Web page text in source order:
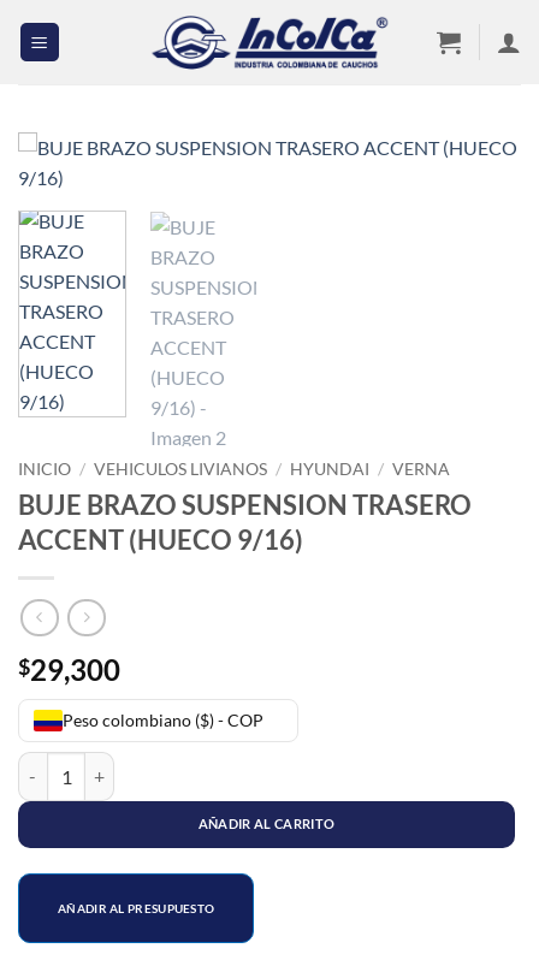
INICIO / VEHICULOS LIVIANOS / HYUNDAI / VERNA
BUJE BRAZO SUSPENSION TRASERO
ACCENT (HUECO 9/16)
$29,300
Peso colombiano ($) - COP
BUJE BRAZO SUSPENSION TRASERO ACCENT (HUECO 9/16)
AÑADIR AL CARRITO
AÑADIR AL PRESUPUESTO